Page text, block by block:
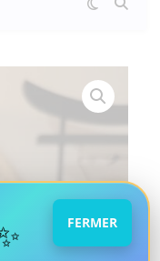
FERMER